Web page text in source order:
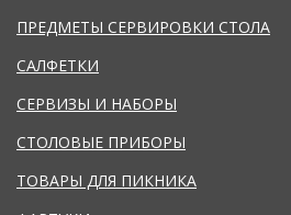
ПРЕДМЕТЫ СЕРВИРОВКИ СТОЛА
САЛФЕТКИ
СЕРВИЗЫ И НАБОРЫ
СТОЛОВЫЕ ПРИБОРЫ
ТОВАРЫ ДЛЯ ПИКНИКА